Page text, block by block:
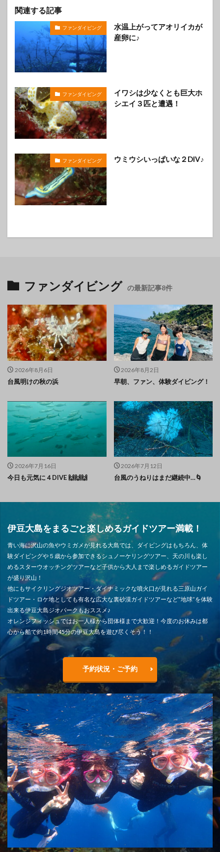
関連する記事
ファンダイビング
水温上がってアオリイカが
産卵に♪
ファンダイビング
イワシは少なくとも巨大ホ
シエイ３匹と遭遇！
ファンダイビング ウミウシいっぱいな２DIV♪
ファンダイビング の最新記事8件
2026年8月6日
台風明けの秋の浜
2026年8月2日
早朝、ファン、体験ダイビング！
2026年7月16日
今日も元気に４DIVE 🙌🙌🙌
2026年7月12日
台風のうねりはまだ継続中…🌀
伊豆大島をまるごと楽しめるガイドツアー満載！
青い海に沢山の魚やウミガメが見れる大島では、ダイビングはもちろん、体
験ダイビングや５歳から参加できるシュノーケリングツアー、天の川も楽し
めるスターウオッチングツアーなど子供から大人まで楽しめるガイドツアー
が盛り沢山！
他にもサイクリングジオツアー・ダイナミックな噴火口が見れる三原山ガイ
ドツアー・ロケ地としても有名な広大な裏砂漠ガイドツアーなど”地球”を体験
出来る伊豆大島ジオパークもおススメ♪
オレンジフィッシュではお一人様から団体様まで大歓迎！今度のお休みは都
心から船で約1時間45分の伊豆大島を遊び尽くそう！！
予約状況・ご予約